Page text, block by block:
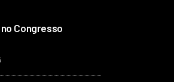
Congresso